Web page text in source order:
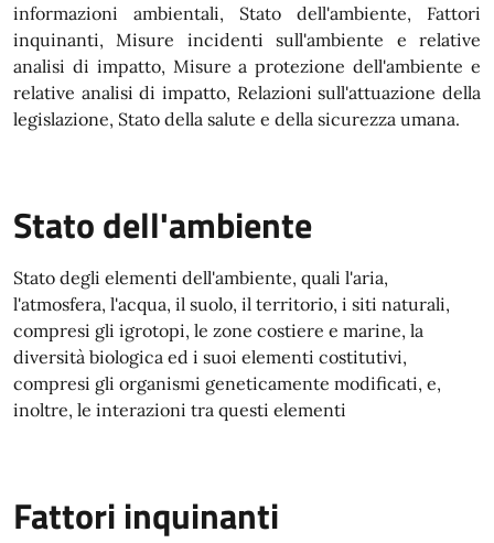
informazioni ambientali, Stato dell'ambiente, Fattori
inquinanti, Misure incidenti sull'ambiente e relative
analisi di impatto, Misure a protezione dell'ambiente e
relative analisi di impatto, Relazioni sull'attuazione della
legislazione, Stato della salute e della sicurezza umana.
Stato dell'ambiente
Stato degli elementi dell'ambiente, quali l'aria,
l'atmosfera, l'acqua, il suolo, il territorio, i siti naturali,
compresi gli igrotopi, le zone costiere e marine, la
diversità biologica ed i suoi elementi costitutivi,
compresi gli organismi geneticamente modificati, e,
inoltre, le interazioni tra questi elementi
Fattori inquinanti